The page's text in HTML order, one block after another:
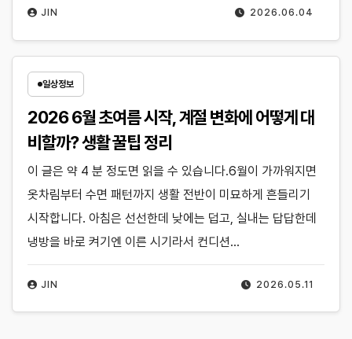
2026.06.04
JIN
일상정보
2026 6월 초여름 시작, 계절 변화에 어떻게 대
비할까? 생활 꿀팁 정리
2026.05.11
JIN
이 글은 약 4 분 정도면 읽을 수 있습니다.6월이 가까워지면
옷차림부터 수면 패턴까지 생활 전반이 미묘하게 흔들리기
시작합니다. 아침은 선선한데 낮에는 덥고, 실내는 답답한데
냉방을 바로 켜기엔 이른 시기라서 컨디션…